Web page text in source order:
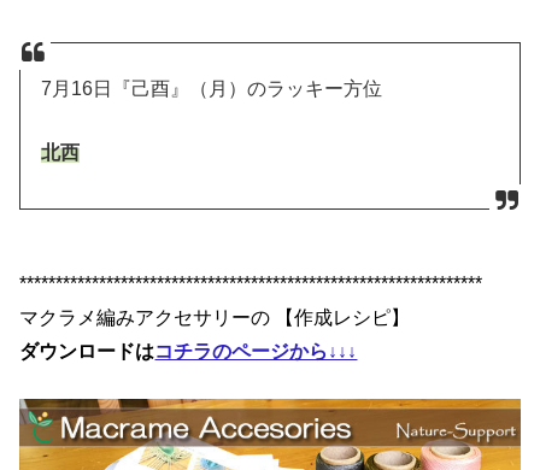
7月16日『己酉』（月）のラッキー方位
北西
****************************************************************
マクラメ編みアクセサリーの 【作成レシピ】
ダウンロードはコチラのページから↓↓↓